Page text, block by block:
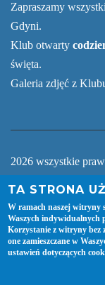
Zapraszamy
Gdyni.
Klub otwarty
święta.
Galeria zdjęć z
2026 wszystkie
Centrum Stella
TA STRONA
W ramach naszej witryny
Waszych indywidualnych
Korzystanie z witryny bez
one zamieszczane w
ustawień dotyczących